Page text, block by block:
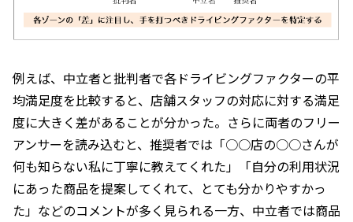
例えば、中立者と批判者で各ドライビングファクターの平
均満足度を比較すると、店舗スタッフの対応に対する満足
度に大きく差があることが分かった。さらに両者のフリー
アンサーを読み込むと、推奨者では「○○店の○○さんが
何も知らない私に丁寧に教えてくれた」「自分の利用状況
にあった商品を提案してくれて、とても分かりやすかっ
た」などのコメントが多く見られる一方、中立者では商品